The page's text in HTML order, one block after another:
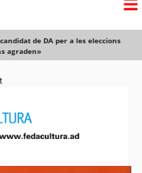
de DA per a les eleccions
agraden»